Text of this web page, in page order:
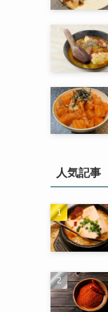
人気記事